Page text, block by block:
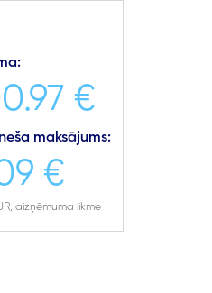
€
maksājums:
€
aizņēmuma likme